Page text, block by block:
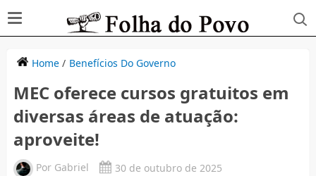
Home/ Benefícios Do Governo
MEC oferece cursos gratuitos em
diversas áreas de atuação:
aproveite!
Por Gabriel 30 de outubro de 2025